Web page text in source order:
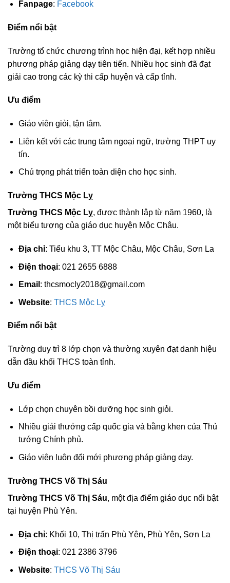
Fanpage: Facebook
Điểm nổi bật
Trường tổ chức chương trình học hiện đại, kết hợp nhiều
phương pháp giảng dạy tiên tiến. Nhiều học sinh đã đạt
giải cao trong các kỳ thi cấp huyện và cấp tỉnh.
Ưu điểm
Giáo viên giỏi, tận tâm.
Liên kết với các trung tâm ngoại ngữ, trường THPT uy
tín.
Chú trọng phát triển toàn diện cho học sinh.
Trường THCS Mộc Lỵ
Trường THCS Mộc Lỵ, được thành lập từ năm 1960, là
một biểu tượng của giáo dục huyện Mộc Châu.
Địa chỉ: Tiểu khu 3, TT Mộc Châu, Mộc Châu, Sơn La
Điện thoại: 021 2655 6888
Email : thcsmocly2018@gmail.com
Website: THCS Mộc Lỵ
Điểm nổi bật
Trường duy trì 8 lớp chọn và thường xuyên đạt danh hiệu
dẫn đầu khối THCS toàn tỉnh.
Ưu điểm
Lớp chọn chuyên bồi dưỡng học sinh giỏi.
Nhiều giải thưởng cấp quốc gia và bằng khen của Thủ
tướng Chính phủ.
Giáo viên luôn đổi mới phương pháp giảng dạy.
Trường THCS Võ Thị Sáu
Trường THCS Võ Thị Sáu, một địa điểm giáo dục nổi bật
tại huyện Phù Yên.
Địa chỉ: Khối 10, Thị trấn Phù Yên, Phù Yên, Sơn La
Điện thoại: 021 2386 3796
Website: THCS Võ Thị Sáu